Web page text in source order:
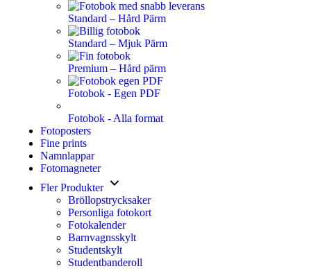
Standard – Hård Pärm
Standard – Mjuk Pärm
Premium – Hård pärm
Fotobok - Egen PDF
Fotobok - Alla format
Fotoposters
Fine prints
Namnlappar
Fotomagneter
Fler Produkter
Bröllopstrycksaker
Personliga fotokort
Fotokalender
Barnvagnsskylt
Studentskylt
Studentbanderoll